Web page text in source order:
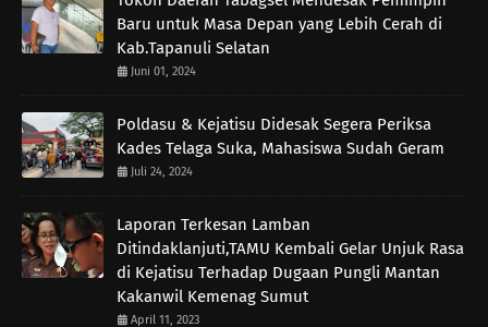
Baru untuk Masa Depan yang Lebih Cerah di
Kab.Tapanuli Selatan
Juni 01, 2024
Poldasu & Kejatisu Didesak Segera Periksa
Kades Telaga Suka, Mahasiswa Sudah Geram
Juli 24, 2024
Laporan Terkesan Lamban
Ditindaklanjuti,TAMU Kembali Gelar Unjuk Rasa
di Kejatisu Terhadap Dugaan Pungli Mantan
Kakanwil Kemenag Sumut
April 11, 2023